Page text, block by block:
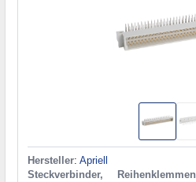
Hersteller: Apriell
Steckverbinder, Reihenklemmen